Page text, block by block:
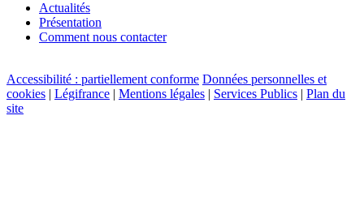
Actualités
Présentation
Comment nous contacter
Accessibilité : partiellement conforme Données personnelles et
cookies | Légifrance | Mentions légales | Services Publics | Plan du
site